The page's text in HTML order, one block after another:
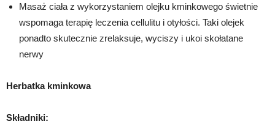
Masaż ciała z wykorzystaniem olejku kminkowego świetnie
wspomaga terapię leczenia cellulitu i otyłości. Taki olejek
ponadto skutecznie zrelaksuje, wyciszy i ukoi skołatane
nerwy
Herbatka kminkowa
Składniki: